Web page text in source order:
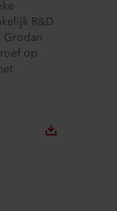
R&D
Grodan
op